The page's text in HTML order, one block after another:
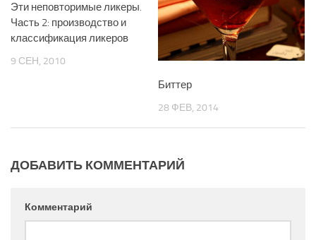
Эти неповторимые ликеры.
Часть 2: производство и
классификация ликеров
9 СЕН, 2010
Биттер
28 ФЕВ, 2014
ДОБАВИТЬ КОММЕНТАРИЙ
Комментарий